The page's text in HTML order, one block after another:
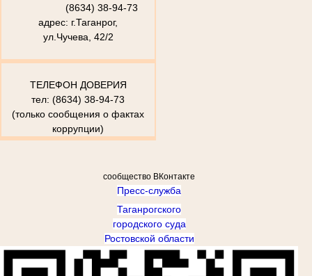
(8634) 38-94-73
адрес: г.Таганрог,
ул.Чучева, 42/2
ТЕЛЕФОН ДОВЕРИЯ
тел: (8634) 38-94-73
(только сообщения о фактах
коррупции)
сообщество ВКонтакте
Пресс-служба
Таганрогского
городского суда
Ростовской области